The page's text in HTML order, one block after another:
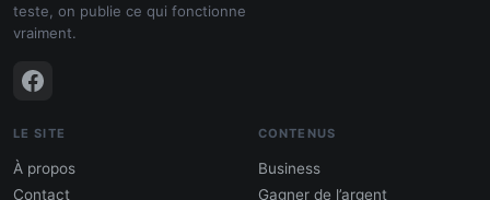
teste, on publie ce qui fonctionne
vraiment.
LE SITE
À propos
Contact
CONTENUS
Business
Gagner de l’argent